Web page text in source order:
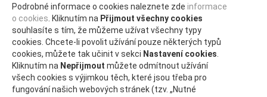
KRAJ VYSOČINA
KRÁLOVÉHRADECKÝ KRAJ
LIBERECKÝ KRAJ
MORAVSKOSLEZSKÝ KRAJ
Podrobné informace o cookies naleznete zde informace
o cookies . Kliknutím na Přijmout všechny cookies
souhlasíte s tím, že můžeme užívat všechny typy
cookies. Chcete-li povolit užívání pouze některých typů
cookies, můžete tak učinit v sekci Nastavení cookies
Kliknutím na Nepřijmout můžete odmítnout užívání
všech cookies s výjimkou těch, které jsou třeba pro
fungování našich webových stránek (tzv. „Nutné